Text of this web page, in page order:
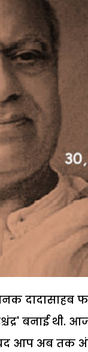
दादासाहब
बनाई
आप अब तक